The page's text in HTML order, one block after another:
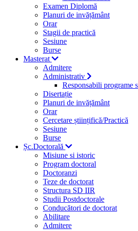
Examen Diplomă
Planuri de invățământ
Orar
Stagii de practică
Sesiune
Burse
Masterat
Admitere
Administrativ
Responsabili programe
Disertație
Planuri de invățământ
Orar
Cercetare științifică/Practică
Sesiune
Burse
Șc.Doctorală
Misiune si istoric
Program doctoral
Doctoranzi
Teze de doctorat
Structura SD IIR
Studii Postdoctorale
Conducători de doctorat
Abilitare
Admitere